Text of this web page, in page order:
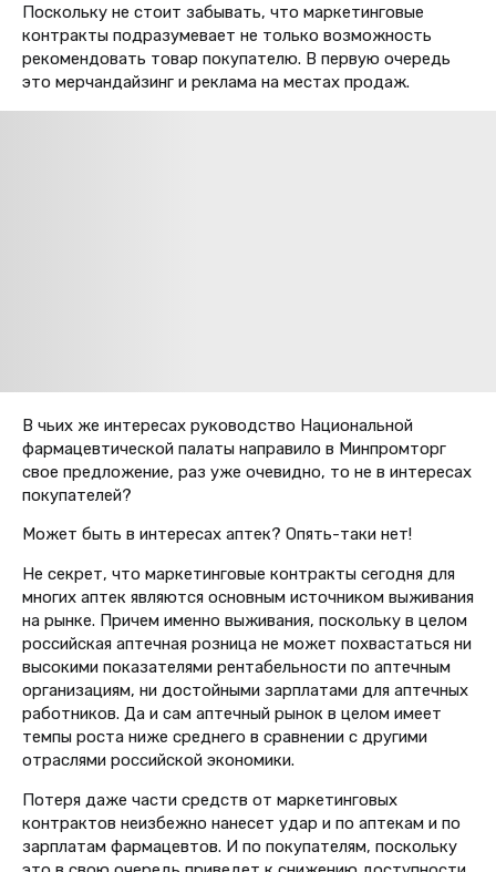
Поскольку не стоит забывать, что маркетинговые
контракты подразумевает не только возможность
рекомендовать товар покупателю. В первую очередь
это мерчандайзинг и реклама на местах продаж.
В чьих же интересах руководство Национальной
фармацевтической палаты направило в Минпромторг
свое предложение, раз уже очевидно, то не в интересах
покупателей?
Может быть в интересах аптек? Опять-таки нет!
Не секрет, что маркетинговые контракты сегодня для
многих аптек являются основным источником выживания
на рынке. Причем именно выживания, поскольку в целом
российская аптечная розница не может похвастаться ни
высокими показателями рентабельности по аптечным
организациям, ни достойными зарплатами для аптечных
работников. Да и сам аптечный рынок в целом имеет
темпы роста ниже среднего в сравнении с другими
отраслями российской экономики.
Потеря даже части средств от маркетинговых
контрактов неизбежно нанесет удар и по аптекам и по
зарплатам фармацевтов. И по покупателям, поскольку